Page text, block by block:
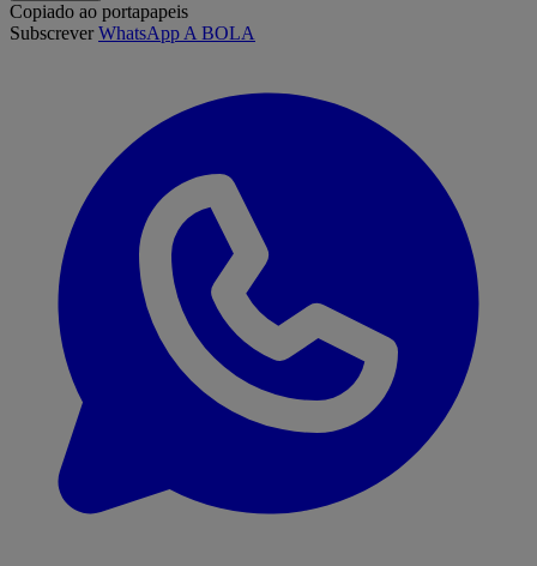
Copiado ao portapapeis
SubscreverWhatsApp A BOLA